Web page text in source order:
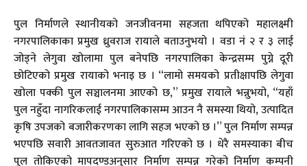
पुल निर्माणले स्थानीयको जनजीवनमा सहजता थपिएको महालक्ष्मी
नगरपालिकाका प्रमुख ध्रुवराज रायाले बताउनुभयो । वडा नं २ र ३ लाई
जोड्ने लेगुवा खोलामा पुल बनेपछि नगरपालिका केन्द्रसम्म पुग्ने दूरी
छोटिएको प्रमुख रायाको भनाइ छ । “लामो समयको प्रतीक्षापछि लेगुवा
खोला पक्की पुल सञ्चालनमा आएको छ,” प्रमुख रायाले भन्नुभयो, “यहाँ
पुल नहुँदा नागरिकलाई नगरपालिकासम्म आउन नै समस्या थियो, उत्पादित
कृषि उपजको बजारीकरणका लागि सहज भएको छ ।” पुल निर्माण सम्पन्न
भएपछि सवारी आवतजावत सुरुआत गरिएको छ । धेरै समस्याका बीच
पुल तोकिएको मापदण्डअनुसार निर्माण सम्पन्न गरेको निर्माण कम्पनी